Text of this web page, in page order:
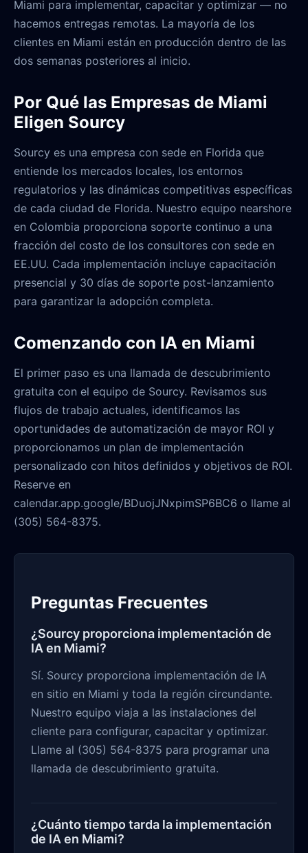
Miami para implementar, capacitar y optimizar — no
hacemos entregas remotas. La mayoría de los
clientes en Miami están en producción dentro de las
dos semanas posteriores al inicio.
Por Qué las Empresas de Miami
Eligen Sourcy
Sourcy es una empresa con sede en Florida que
entiende los mercados locales, los entornos
regulatorios y las dinámicas competitivas específicas
de cada ciudad de Florida. Nuestro equipo nearshore
en Colombia proporciona soporte continuo a una
fracción del costo de los consultores con sede en
EE.UU. Cada implementación incluye capacitación
presencial y 30 días de soporte post-lanzamiento
para garantizar la adopción completa.
Comenzando con IA en Miami
El primer paso es una llamada de descubrimiento
gratuita con el equipo de Sourcy. Revisamos sus
flujos de trabajo actuales, identificamos las
oportunidades de automatización de mayor ROI y
proporcionamos un plan de implementación
personalizado con hitos definidos y objetivos de ROI.
Reserve en
calendar.app.google/BDuojJNxpimSP6BC6 o llame al
(305) 564-8375.
Preguntas Frecuentes
¿Sourcy proporciona implementación de
IA en Miami?
Sí. Sourcy proporciona implementación de IA
en sitio en Miami y toda la región circundante.
Nuestro equipo viaja a las instalaciones del
cliente para configurar, capacitar y optimizar.
Llame al (305) 564-8375 para programar una
llamada de descubrimiento gratuita.
¿Cuánto tiempo tarda la implementación
de IA en Miami?